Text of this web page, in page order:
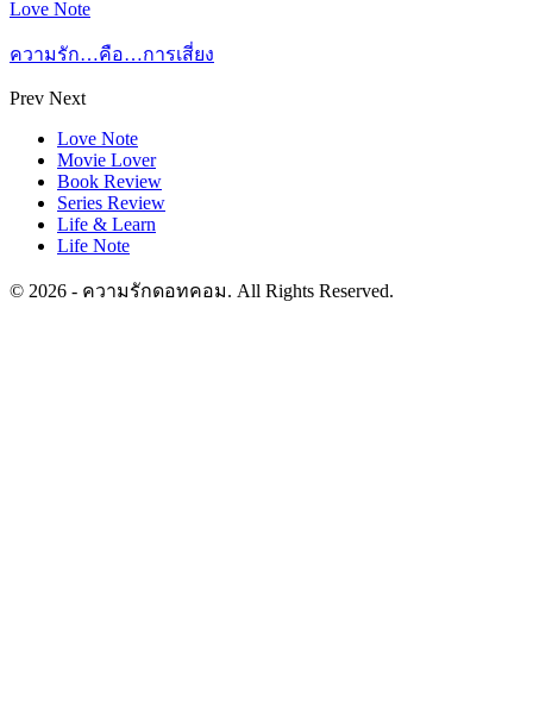
Love Note
ความรัก…คือ…การเสี่ยง
Prev Next
Love Note
Movie Lover
Book Review
Series Review
Life & Learn
Life Note
© 2026 - ความรักดอทคอม. All Rights Reserved.